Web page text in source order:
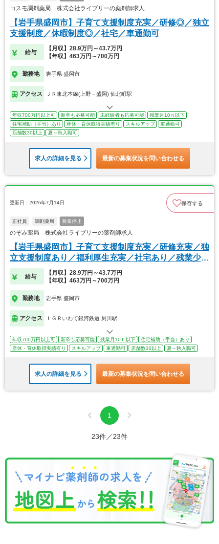
コスモ調剤薬局 株式会社ライブリーの薬剤師求人
【岩手県盛岡市】子育て支援制度充実／研修◎／独立
支援制度／休暇制度◎／社宅／車通勤可
給与
【月収】28.9万円～43.7万円
【年収】463万円～700万円
勤務地 岩手県 盛岡市
アクセス ＪＲ東北本線(上野－盛岡) 仙北町駅
年収700万円以上可 新卒も応募可能 未経験者も応募可能
残業月10ｈ以下
住宅補助（手当）あり
産休・育休取得実績有り スキルアップ
車通勤可
店舗数30以上
夏～秋入職可
求人の詳細を見る 最新の募集状況を問い合わせる
更新日：2026年7月14日 保存する
正社員 調剤薬局 募集停止
のぞみ薬局 株式会社ライブリーの薬剤師求人
【岩手県盛岡市】子育て支援制度充実／研修充実／独
立支援制度あり／福利厚生充実／社宅あり／残業少な
め
給与
【月収】28.9万円～43.7万円
【年収】463万円～700万円
勤務地 岩手県 盛岡市
アクセス ＩＧＲいわて銀河鉄道 厨川駅
年収700万円以上可 新卒も応募可能 残業月10ｈ以下
住宅補助（手当）あり
産休・育休取得実績有り
スキルアップ 車通勤可 店舗数30以上 夏～秋入職可
求人の詳細を見る 最新の募集状況を問い合わせる
1
23件／23件